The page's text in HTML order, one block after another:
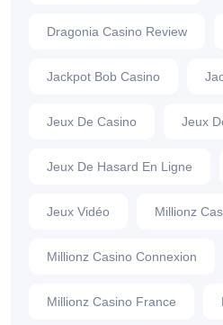
Dragonia Casino Review
Jackpot Bob Casino
Jeux De Casino Jeux
Jeux De Hasard En Ligne
Jeux Vidéo Millionz
Millionz Casino Connexion
Millionz Casino France